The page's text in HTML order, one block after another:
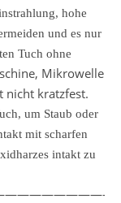
hohe
und es nur
Tuch ohne
Mikrowelle
nicht kratzfest.
um Staub oder
mit scharfen
intakt zu